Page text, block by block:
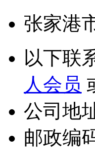
张家港
以下联
人会员
公司
邮政